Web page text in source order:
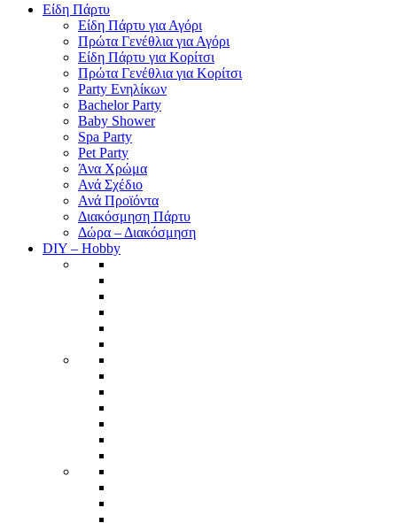
Είδη Πάρτυ
Είδη Πάρτυ για Αγόρι
Πρώτα Γενέθλια για Αγόρι
Είδη Πάρτυ για Κορίτσι
Πρώτα Γενέθλια για Κορίτσι
Party Ενηλίκων
Bachelor Party
Baby Shower
Spa Party
Pet Party
Άνα Χρώμα
Ανά Σχέδιο
Ανά Προϊόντα
Διακόσμηση Πάρτυ
Δώρα – Διακόσμηση
DIY – Hobby